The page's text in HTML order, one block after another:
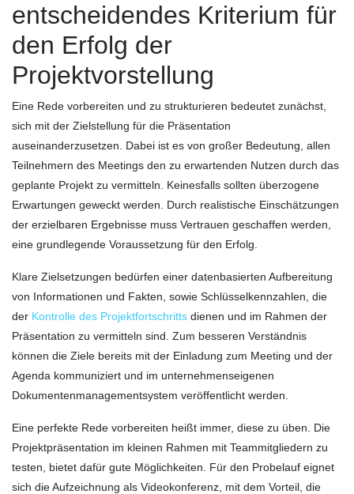
entscheidendes Kriterium für
den Erfolg der
Projektvorstellung
Eine Rede vorbereiten und zu strukturieren bedeutet zunächst,
sich mit der Zielstellung für die Präsentation
auseinanderzusetzen. Dabei ist es von großer Bedeutung, allen
Teilnehmern des Meetings den zu erwartenden Nutzen durch das
geplante Projekt zu vermitteln. Keinesfalls sollten überzogene
Erwartungen geweckt werden. Durch realistische Einschätzungen
der erzielbaren Ergebnisse muss Vertrauen geschaffen werden,
eine grundlegende Voraussetzung für den Erfolg.
Klare Zielsetzungen bedürfen einer datenbasierten Aufbereitung
von Informationen und Fakten, sowie Schlüsselkennzahlen, die
der Kontrolle des Projektfortschritts dienen und im Rahmen der
Präsentation zu vermitteln sind. Zum besseren Verständnis
können die Ziele bereits mit der Einladung zum Meeting und der
Agenda kommuniziert und im unternehmenseigenen
Dokumentenmanagementsystem veröffentlicht werden.
Eine perfekte Rede vorbereiten heißt immer, diese zu üben. Die
Projektpräsentation im kleinen Rahmen mit Teammitgliedern zu
testen, bietet dafür gute Möglichkeiten. Für den Probelauf eignet
sich die Aufzeichnung als Videokonferenz, mit dem Vorteil, die